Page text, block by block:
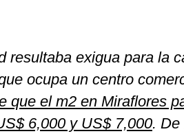
resultaba exigua para la
ocupa un centro
que el m2 en Miraflores
6,000 y US$ 7,000. De